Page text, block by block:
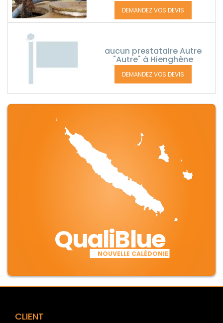
DEMANDEZ VOS DEVIS
aucun prestataire Autre
"Autre" à Hienghène
DEMANDEZ VOS DEVIS
QualiBlue
NOUVELLE CALÉDONIE
CLIENT